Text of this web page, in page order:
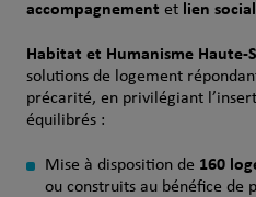
accompagnement et lien social
Habitat et Humanisme
solutions de logement
précarité, en privilégiant
équilibrés :
Mise à disposition de 160
ou construits au bénéfice de